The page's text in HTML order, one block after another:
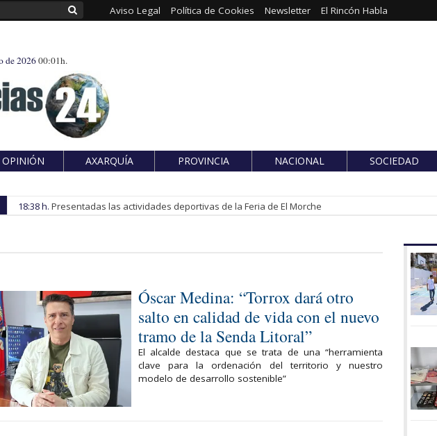
Aviso Legal Política de Cookies Newsletter El Rincón Habla
de 202600:01h.
OPINIÓN AXARQUÍA PROVINCIA NACIONAL SOCIEDAD
18:38 h. Presentadas las actividades deportivas de la Feria de El Morche
Óscar Medina: “Torrox dará otro
salto en calidad de vida con el nuevo
tramo de la Senda Litoral”
El alcalde destaca que se trata de una “herramienta
clave para la ordenación del territorio y nuestro
modelo de desarrollo sostenible”